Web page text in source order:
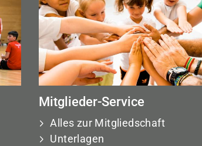
Mitglieder-Service
Alles zur Mitgliedschaft
Unterlagen